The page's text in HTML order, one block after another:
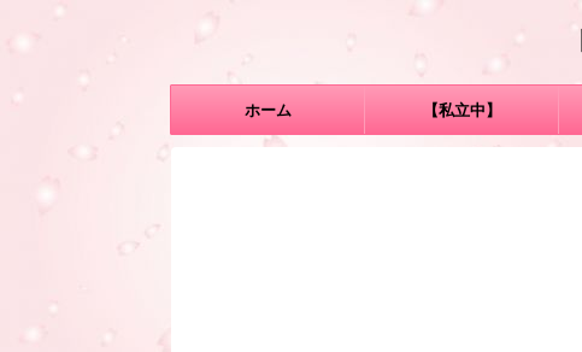
ホーム 【私立中】